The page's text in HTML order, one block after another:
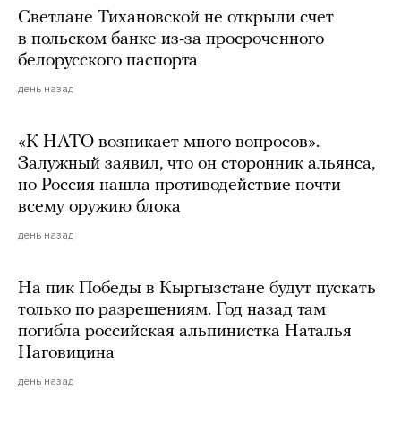
Светлане Тихановской не открыли счет
в польском банке из-за просроченного
белорусского паспорта
день назад
«К НАТО возникает много вопросов».
Залужный заявил, что он сторонник альянса,
но Россия нашла противодействие почти
всему оружию блока
день назад
На пик Победы в Кыргызстане будут пускать
только по разрешениям. Год назад там
погибла российская альпинистка Наталья
Наговицина
день назад